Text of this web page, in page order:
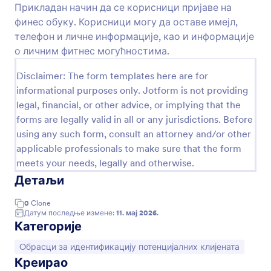
Прикладан начин да се корисници пријаве на
финес обуку. Корисници могу да оставе имејл,
телефон и личне информације, као и информације
о личним фитнес могућностима.
Disclaimer: The form templates here are for
informational purposes only. Jotform is not providing
legal, financial, or other advice, or implying that the
forms are legally valid in all or any jurisdictions. Before
using any such form, consult an attorney and/or other
applicable professionals to make sure that the form
meets your needs, legally and otherwise.
Детаљи
0 Clone
Датум последње измене: 11. мај 2026.
Категорије
Иди на категорију:
Oбрасци за идентификацију потенцијалних клијената
Креирао
Преглед